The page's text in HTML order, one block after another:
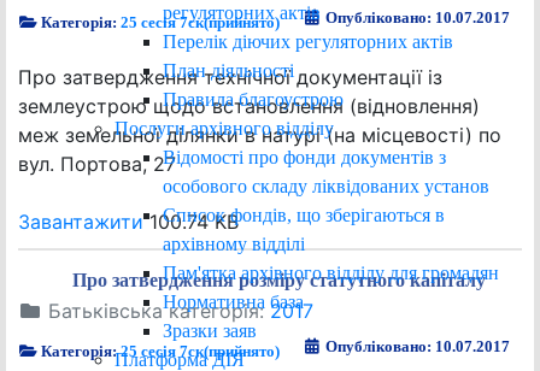
регуляторних актів
Перелік діючих регуляторних актів
План діяльності
Правила благоустрою
Послуги архівного відділу
Відомості про фонди документів з
особового складу ліквідованих установ
Список фондів, що зберігаються в
архівному відділі
Пам'ятка архівного відділу для громадян
Нормативна база
Зразки заяв
Платформа ДІЯ
Категорія:25 сесія 7ск(прийнято) Опубліковано: 10.07.2017
Про затвердження технічної документації із
землеустрою щодо встановлення (відновлення)
меж земельної ділянки в натурі (на місцевості) по
вул. Портова, 27
Завантажити100.74 KB
Про затвердження розміру статутного капіталу
Батьківська категорія: 2017
Категорія:25 сесія 7ск(прийнято) Опубліковано: 10.07.2017